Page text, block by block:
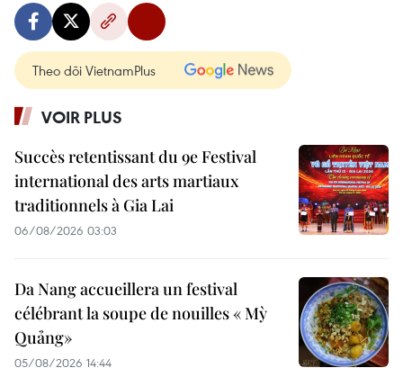
Theo dõi VietnamPlus
VOIR PLUS
Succès retentissant du 9e Festival
international des arts martiaux
traditionnels à Gia Lai
06/08/2026 03:03
Da Nang accueillera un festival
célébrant la soupe de nouilles « Mỳ
Quảng»
05/08/2026 14:44